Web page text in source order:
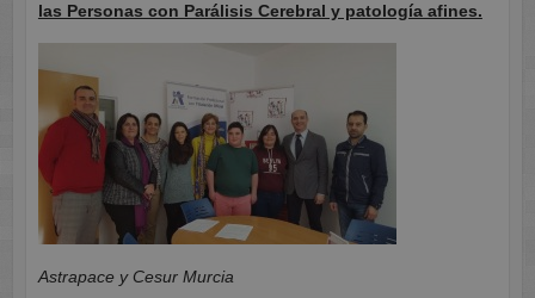
las Personas con Parálisis Cerebral y patología afines.
Astrapace y Cesur Murcia